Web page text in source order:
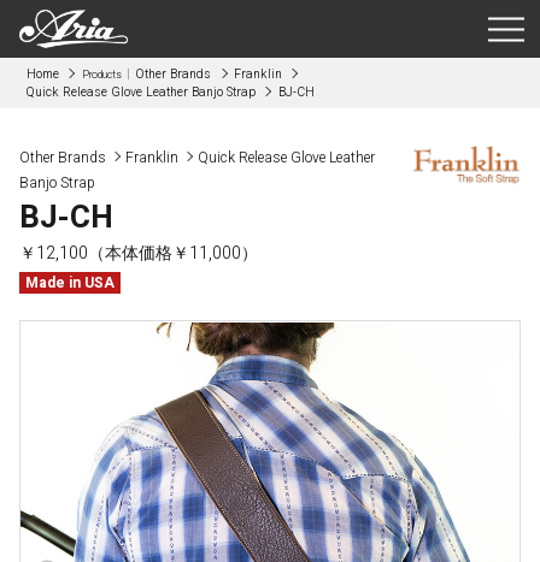
Home Products Other Brands
Franklin
Quick Release Glove Leather Banjo Strap
BJ-CH
Other Brands Franklin
Quick Release Glove Leather
Banjo Strap
BJ-CH
￥12,100（本体価格￥11,000）
Made in USA